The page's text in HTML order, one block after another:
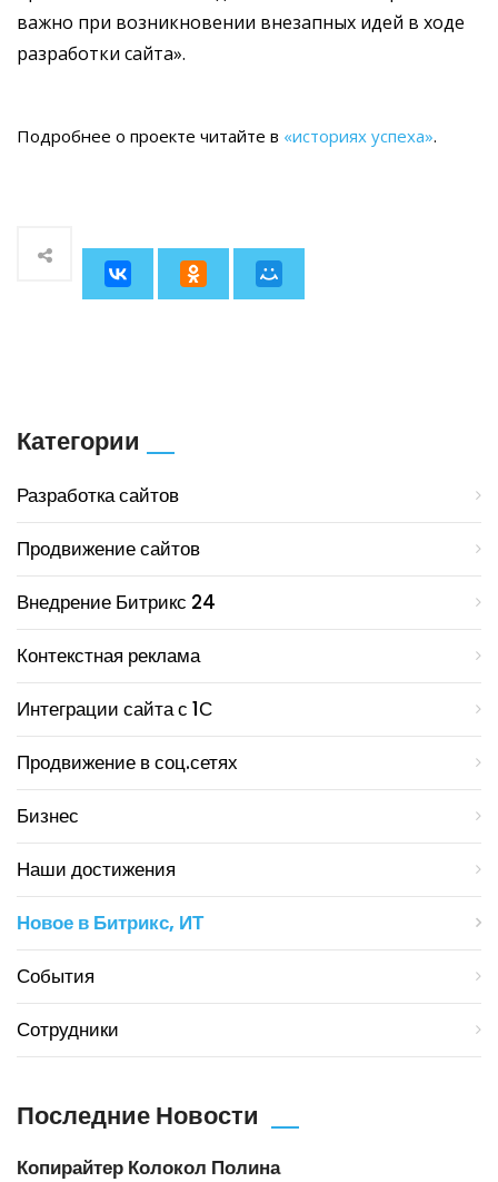
важно при возникновении внезапных идей в ходе
разработки сайта».
Подробнее о проекте читайте в «историях успеха».
Категории
Разработка сайтов
Продвижение сайтов
Внедрение Битрикс 24
Контекстная реклама
Интеграции сайта с 1С
Продвижение в соц.сетях
Бизнес
Наши достижения
Новое в Битрикс, ИТ
События
Сотрудники
Последние Новости
Копирайтер Колокол Полина